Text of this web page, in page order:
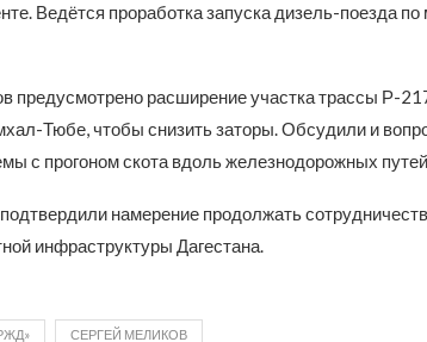
Ведётся проработка запуска дизель-поезда
предусмотрено расширение участка трассы Р-
Тюбе, чтобы снизить заторы. Обсудили и
с прогоном скота вдоль железнодорожных
намерение продолжать
инфраструктуры Дагестана.
СЕРГЕЙ МЕЛИКОВ